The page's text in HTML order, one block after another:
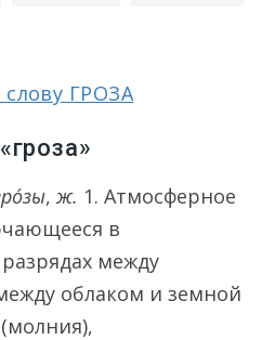
слову ГРОЗА
,ж. 1. Атмосферное
в
между
облаком и земной